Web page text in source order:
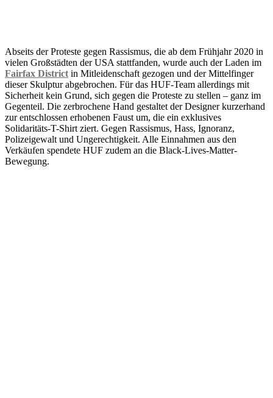
Abseits der Proteste gegen Rassismus, die ab dem Frühjahr 2020 in
vielen Großstädten der USA stattfanden, wurde auch der Laden im
Fairfax District in Mitleidenschaft gezogen und der Mittelfinger
dieser Skulptur abgebrochen. Für das HUF-Team allerdings mit
Sicherheit kein Grund, sich gegen die Proteste zu stellen – ganz im
Gegenteil. Die zerbrochene Hand gestaltet der Designer kurzerhand
zur entschlossen erhobenen Faust um, die ein exklusives
Solidaritäts-T-Shirt ziert. Gegen Rassismus, Hass, Ignoranz,
Polizeigewalt und Ungerechtigkeit. Alle Einnahmen aus den
Verkäufen spendete HUF zudem an die Black-Lives-Matter-
Bewegung.